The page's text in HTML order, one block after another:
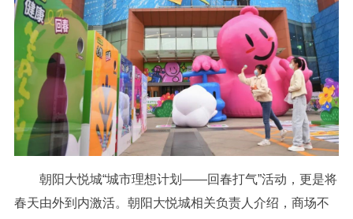
朝阳大悦城“城市理想计划——回春打气”活动，更是将
春天由外到内激活。朝阳大悦城相关负责人介绍，商场不